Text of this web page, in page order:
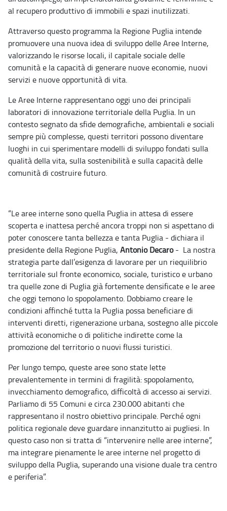
al recupero produttivo di immobili e spazi inutilizzati.
Attraverso questo programma la Regione Puglia intende
promuovere una nuova idea di sviluppo delle Aree Interne,
valorizzando le risorse locali, il capitale sociale delle
comunità e la capacità di generare nuove economie, nuovi
servizi e nuove opportunità di vita.
Le Aree Interne rappresentano oggi uno dei principali
laboratori di innovazione territoriale della Puglia. In un
contesto segnato da sfide demografiche, ambientali e sociali
sempre più complesse, questi territori possono diventare
luoghi in cui sperimentare modelli di sviluppo fondati sulla
qualità della vita, sulla sostenibilità e sulla capacità delle
comunità di costruire futuro.
“Le aree interne sono quella Puglia in attesa di essere
scoperta e inattesa perché ancora troppi non si aspettano di
poter conoscere tanta bellezza e tanta Puglia - dichiara il
presidente della Regione Puglia, Antonio Decaro- La nostra
strategia parte dall’esigenza di lavorare per un riequilibrio
territoriale sul fronte economico, sociale, turistico e urbano
tra quelle zone di Puglia già fortemente densificate e le aree
che oggi temono lo spopolamento. Dobbiamo creare le
condizioni affinché tutta la Puglia possa beneficiare di
interventi diretti, rigenerazione urbana, sostegno alle piccole
attività economiche o di politiche indirette come la
promozione del territorio o nuovi flussi turistici.
Per lungo tempo, queste aree sono state lette
prevalentemente in termini di fragilità: spopolamento,
invecchiamento demografico, difficoltà di accesso ai servizi.
Parliamo di 55 Comuni e circa 230.000 abitanti che
rappresentano il nostro obiettivo principale. Perché ogni
politica regionale deve guardare innanzitutto ai pugliesi. In
questo caso non si tratta di “intervenire nelle aree interne”,
ma integrare pienamente le aree interne nel progetto di
sviluppo della Puglia, superando una visione duale tra centro
e periferia”.